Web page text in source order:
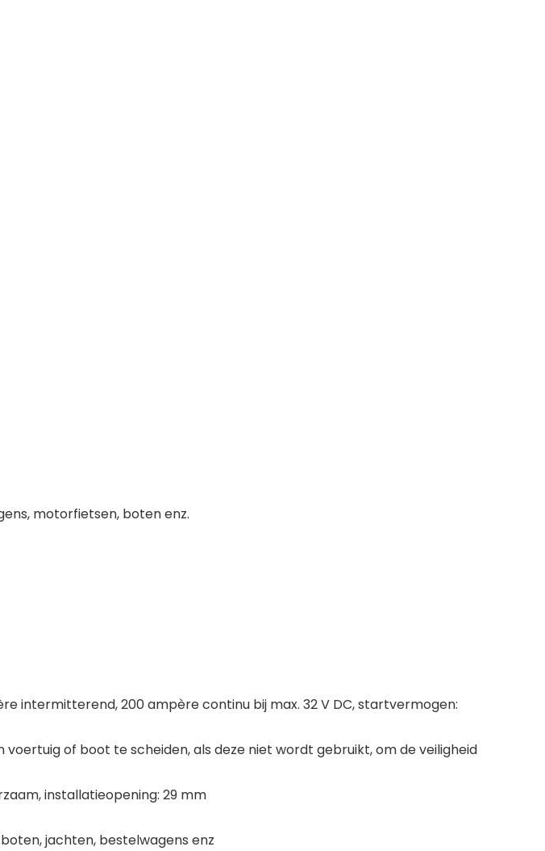
motorfietsen, boten enz.
intermitterend, 200 ampère continu bij max. 32 V DC, startvermogen:
of boot te scheiden, als deze niet wordt gebruikt, om de veiligheid
installatieopening: 29 mm
jachten, bestelwagens enz